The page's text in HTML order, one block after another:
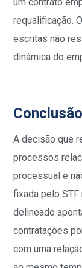
requalificação.
escritas não
dinâmica do
Conclusão
A decisão que
processos
processual e
fixada pelo STF
delineado
contratações
com uma